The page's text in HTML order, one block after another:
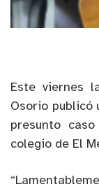
Este viernes
Osorio publicó
presunto
colegio de El